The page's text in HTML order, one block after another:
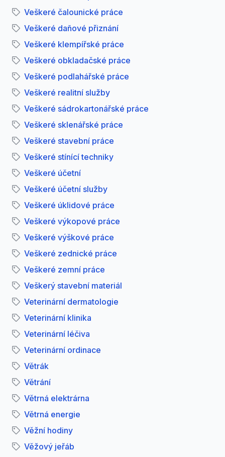
Veškeré čalounické práce
Veškeré daňové přiznání
Veškeré klempířské práce
Veškeré obkladačské práce
Veškeré podlahářské práce
Veškeré realitní služby
Veškeré sádrokartonářské práce
Veškeré sklenářské práce
Veškeré stavební práce
Veškeré stínící techniky
Veškeré účetní
Veškeré účetní služby
Veškeré úklidové práce
Veškeré výkopové práce
Veškeré výškové práce
Veškeré zednické práce
Veškeré zemní práce
Veškerý stavební materiál
Veterinární dermatologie
Veterinární klinika
Veterinární léčiva
Veterinární ordinace
Větrák
Větrání
Větrná elektrárna
Větrná energie
Věžní hodiny
Věžový jeřáb